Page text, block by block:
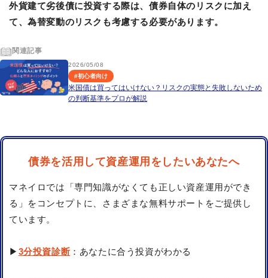
外貨建て劣後債に投資する際は、債券自体のリスクに加え
て、為替変動のリスクも考慮する必要があります。
関連記事
2026/05/08
#初心者向け
米国債は買ってはいけない？リスクの実態と失敗しないため
の判断基準をプロが解説
債券を活用して資産運用をしたいあなたへ
マネイロでは「専門知識がなくても正しい資産運用ができ
る」をコンセプトに、さまざまな無料サポートをご提供し
ています。
▶ 3分投資診断：あなたに合う投資がわかる